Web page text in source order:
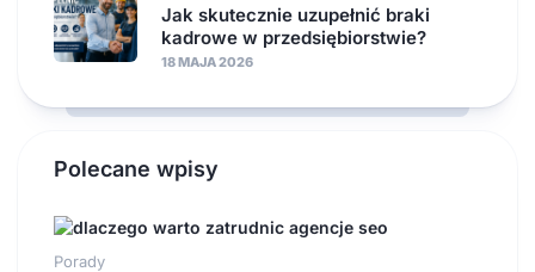
Jak skutecznie uzupełnić braki
kadrowe w przedsiębiorstwie?
18 MAJA 2026
Polecane wpisy
Porady